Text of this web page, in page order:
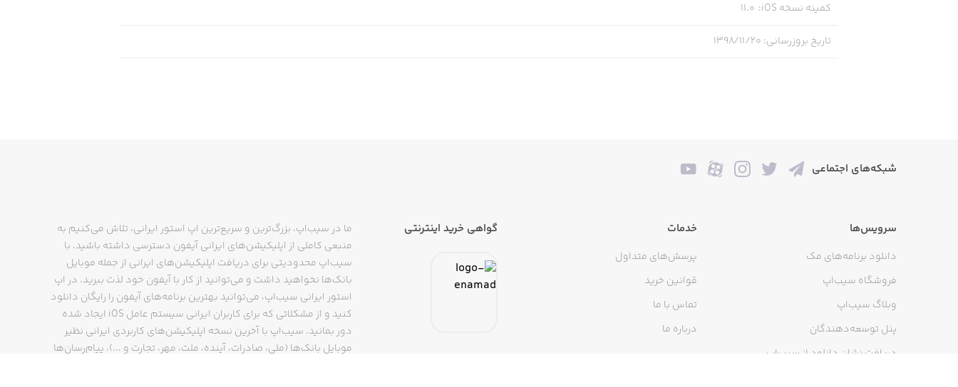
کمینه نسخه iOS :
11.0
تاریخ بروزرسانی: ۱۳۹۸/۱۱/۲۰
شبکه‌های اجتماعی
سرویس‌ها
دانلود برنامه‌های مک
فروشگاه سیب‌اپ
وبلاگ سیب‌اپ
پنل توسعه‌دهندگان
دریافت نشان دانلود از سیب‌اپ
خدمات
پرسش‌های متداول
قوانین خرید
تماس با ما
درباره ما
گواهی خرید اینترنتی
ما در سیب‌اپ، بزرگ‌ترین و سریع‌ترین اپ استور ایرانی، تلاش می‌کنیم به
منبعی کاملی از اپلیکیشن‌های ایرانی آیفون دسترسی داشته باشید. با
سیب‌اپ محدودیتی برای دریافت اپلیکیشن‌های ایرانی از جمله موبایل
بانک‌ها نخواهید داشت و می‌توانید از کار با آیفون خود لذت ببرید. در اپ
استور ایرانی سیب‌اپ، می‌توانید بهترین برنامه‌های آیفون را رایگان دانلود
کنید و از مشکلاتی که برای کاربران ایرانی سیستم عامل iOS ایجاد شده
دور بمانید. سیب‌اپ با آخرین نسخه اپلیکیشن‌های کاربردی ایرانی نظیر
موبایل بانک‌ها (ملی، صادرات، آینده، ملت، مهر، تجارت و ...)، پیام‌رسان‌ها